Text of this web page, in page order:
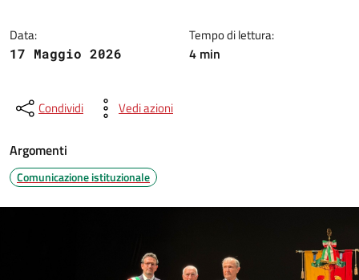
Data:
17 Maggio 2026
Tempo di lettura:
4 min
Condividi Vedi azioni
Argomenti
Comunicazione istituzionale